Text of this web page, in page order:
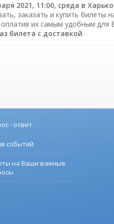
2021, 11:00, среда в
заказать и купить билеты
их самым удобным для
билета c доставкой.
- ответ
событий
на Ваши важные